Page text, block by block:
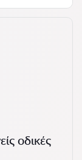
οδικές